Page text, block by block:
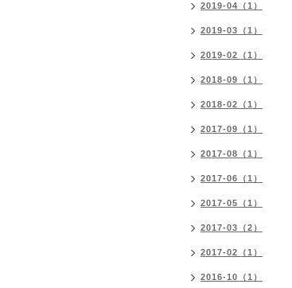
2019-04（1）
2019-03（1）
2019-02（1）
2018-09（1）
2018-02（1）
2017-09（1）
2017-08（1）
2017-06（1）
2017-05（1）
2017-03（2）
2017-02（1）
2016-10（1）